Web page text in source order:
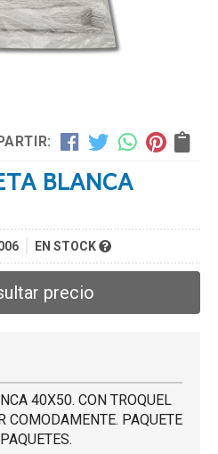
BLANCA
EN STOCK
precio
40X50. CON TROQUEL
COMODAMENTE. PAQUETE